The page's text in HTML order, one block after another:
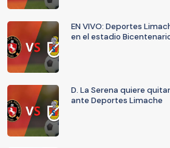
EN VIVO: Deportes
en el estadio
D. La Serena quiere
ante Deportes Limache